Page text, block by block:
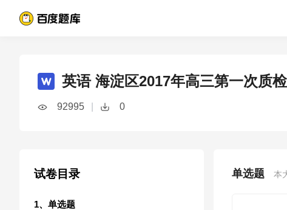
英语 海淀区2017年高三第一次质
92995 0
试卷目录
1、单选题
单选题 本